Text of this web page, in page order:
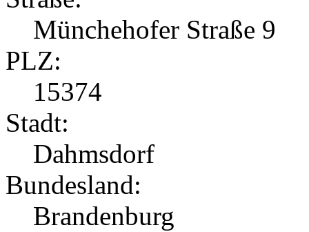
Münchehofer Straße 9
PLZ:
15374
Stadt:
Dahmsdorf
Bundesland:
Brandenburg